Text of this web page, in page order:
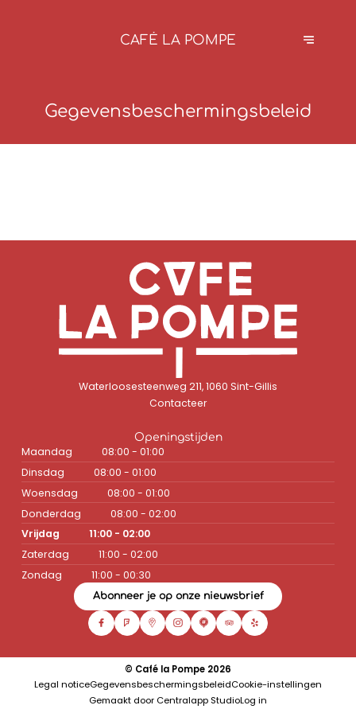
CAFÉ LA POMPE
Gegevensbeschermingsbeleid
Waterloosesteenweg 211, 1060 Sint-Gillis
Contacteer
Openingstijden
Maandag
08:00 - 01:00
Dinsdag
08:00 - 01:00
Woensdag
08:00 - 01:00
Donderdag
08:00 - 02:00
Vrijdag
11:00 - 02:00
Zaterdag
11:00 - 02:00
Zondag
11:00 - 00:30
Abonneer je op onze nieuwsbrief
© Café la Pompe 2026
Legal noticeGegevensbeschermingsbeleidCookie-instellingen
Gemaakt door Centralapp StudioLog in